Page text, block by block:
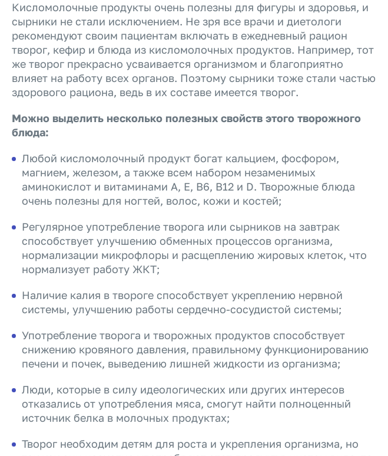
Кисломолочные продукты очень полезны для фигуры и здоровья, и
сырники не стали исключением. Не зря все врачи и диетологи
рекомендуют своим пациентам включать в ежедневный рацион
творог, кефир и блюда из кисломолочных продуктов. Например, тот
же творог прекрасно усваивается организмом и благоприятно
влияет на работу всех органов. Поэтому сырники тоже стали частью
здорового рациона, ведь в их составе имеется творог.
Можно выделить несколько полезных свойств этого творожного
блюда:
Любой кисломолочный продукт богат кальцием, фосфором,
магнием, железом, а также всем набором незаменимых
аминокислот и витаминами А, Е, В6, В12 и D. Творожные блюда
очень полезны для ногтей, волос, кожи и костей;
Регулярное употребление творога или сырников на завтрак
способствует улучшению обменных процессов организма,
нормализации микрофлоры и расщеплению жировых клеток, что
нормализует работу ЖКТ;
Наличие калия в твороге способствует укреплению нервной
системы, улучшению работы сердечно-сосудистой системы;
Употребление творога и творожных продуктов способствует
снижению кровяного давления, правильному функционированию
печени и почек, выведению лишней жидкости из организма;
Люди, которые в силу идеологических или других интересов
отказались от употребления мяса, смогут найти полноценный
источник белка в молочных продуктах;
Творог необходим детям для роста и укрепления организма, но